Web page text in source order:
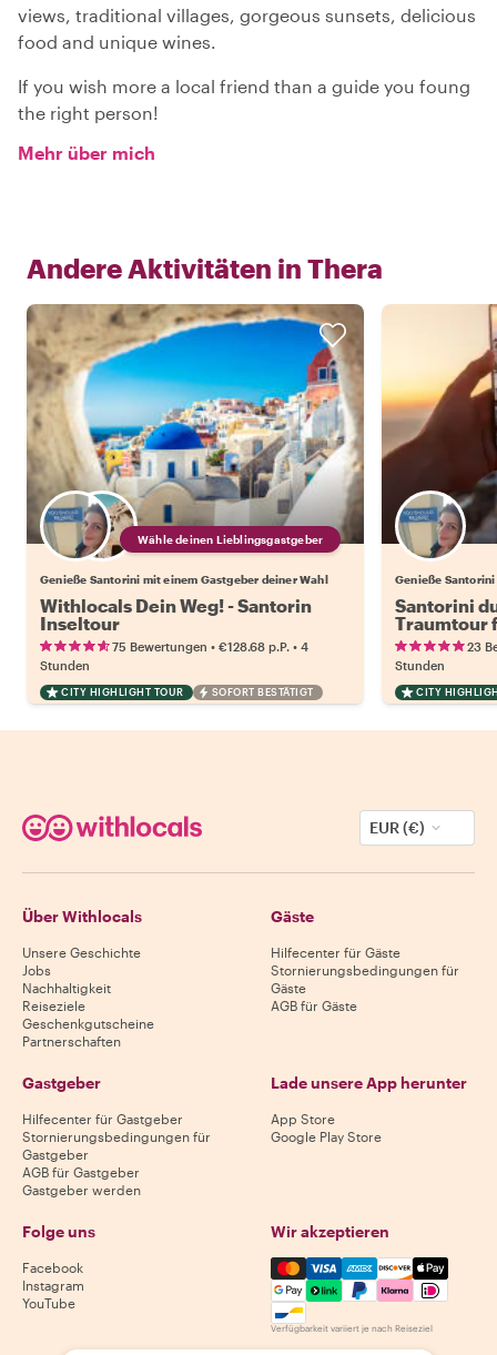
views, traditional villages, gorgeous sunsets, delicious
food and unique wines.
If you wish more a local friend than a guide you foung
the right person!
Mehr über mich
Andere Aktivitäten in Thera
Wähle deinen Lieblingsgastgeber
Genieße Santorini mit einem Gastgeber deiner Wahl
Withlocals Dein Weg! - Santorin
Inseltour
75 Bewertungen • €128.68 p.P. • 4
Stunden
CITY HIGHLIGHT TOUR SOFORT BESTÄTIGT
Genieße
Santorini
Traumtour
23
Stunden
CITY
EUR (€)
Über Withlocals
Unsere Geschichte
Jobs
Nachhaltigkeit
Reiseziele
Geschenkgutscheine
Partnerschaften
Gäste
Hilfecenter für Gäste
Stornierungsbedingungen für
Gäste
AGB für Gäste
Gastgeber
Hilfecenter für Gastgeber
Stornierungsbedingungen für
Gastgeber
AGB für Gastgeber
Gastgeber werden
Lade unsere App herunter
App Store
Google Play Store
Folge uns
Facebook
Instagram
YouTube
Wir akzeptieren
Mastercard, Visa, Amex,
Verfügbarkeit variiert je nach Reiseziel